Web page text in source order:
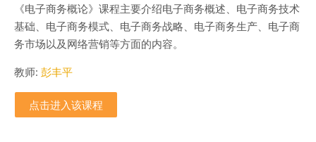
《电子商务概论》课程主要介绍电子商务概述、电子商务技术
基础、电子商务模式、电子商务战略、电子商务生产、电子商
务市场以及网络营销等方面的内容。
教师: 彭丰平
点击进入该课程